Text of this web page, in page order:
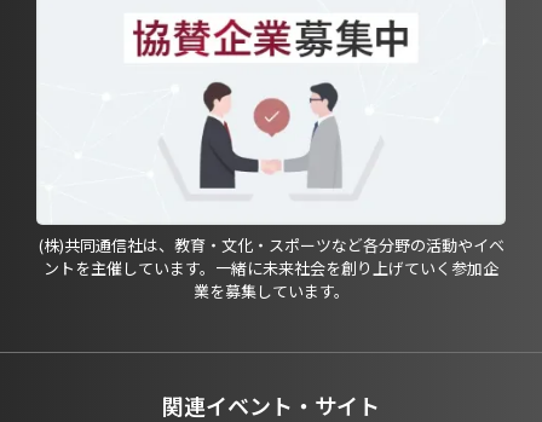
(株)共同通信社は、教育・文化・スポーツなど各分野の活動やイベ
ントを主催しています。一緒に未来社会を創り上げていく参加企
業を募集しています。
関連イベント・サイト